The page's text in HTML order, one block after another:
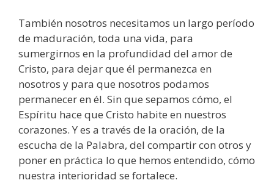
También nosotros necesitamos un largo período
de maduración, toda una vida, para
sumergirnos en la profundidad del amor de
Cristo, para dejar que él permanezca en
nosotros y para que nosotros podamos
permanecer en él. Sin que sepamos cómo, el
Espíritu hace que Cristo habite en nuestros
corazones. Y es a través de la oración, de la
escucha de la Palabra, del compartir con otros y
poner en práctica lo que hemos entendido, cómo
nuestra interioridad se fortalece.